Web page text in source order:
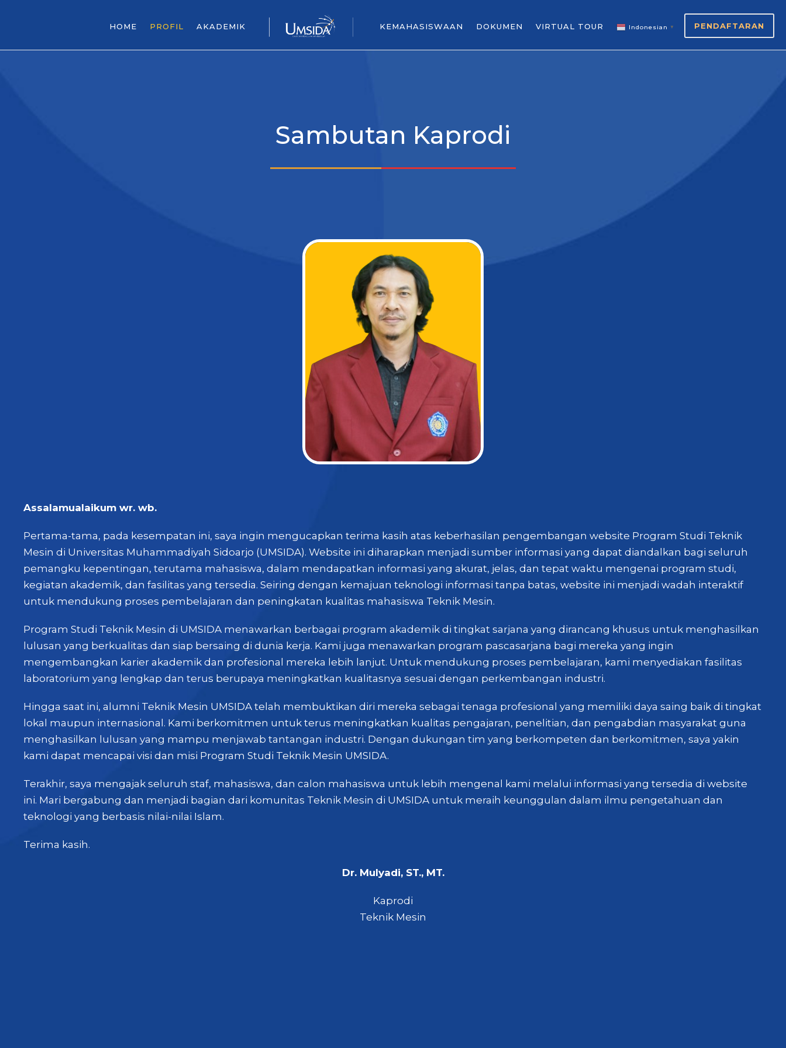
HOME PROFIL AKADEMIK KEMAHASISWAAN DOKUMEN VIRTUAL TOUR Indonesian ▼ PENDAFTARAN
Sambutan Kaprodi
Assalamualaikum wr. wb.
Pertama-tama, pada kesempatan ini, saya ingin mengucapkan terima kasih atas keberhasilan pengembangan website Program Studi Teknik
Mesin di Universitas Muhammadiyah Sidoarjo (UMSIDA). Website ini diharapkan menjadi sumber informasi yang dapat diandalkan bagi seluruh
pemangku kepentingan, terutama mahasiswa, dalam mendapatkan informasi yang akurat, jelas, dan tepat waktu mengenai program studi,
kegiatan akademik, dan fasilitas yang tersedia. Seiring dengan kemajuan teknologi informasi tanpa batas, website ini menjadi wadah interaktif
untuk mendukung proses pembelajaran dan peningkatan kualitas mahasiswa Teknik Mesin.
Program Studi Teknik Mesin di UMSIDA menawarkan berbagai program akademik di tingkat sarjana yang dirancang khusus untuk menghasilkan
lulusan yang berkualitas dan siap bersaing di dunia kerja. Kami juga menawarkan program pascasarjana bagi mereka yang ingin
mengembangkan karier akademik dan profesional mereka lebih lanjut. Untuk mendukung proses pembelajaran, kami menyediakan fasilitas
laboratorium yang lengkap dan terus berupaya meningkatkan kualitasnya sesuai dengan perkembangan industri.
Hingga saat ini, alumni Teknik Mesin UMSIDA telah membuktikan diri mereka sebagai tenaga profesional yang memiliki daya saing baik di tingkat
lokal maupun internasional. Kami berkomitmen untuk terus meningkatkan kualitas pengajaran, penelitian, dan pengabdian masyarakat guna
menghasilkan lulusan yang mampu menjawab tantangan industri. Dengan dukungan tim yang berkompeten dan berkomitmen, saya yakin
kami dapat mencapai visi dan misi Program Studi Teknik Mesin UMSIDA.
Terakhir, saya mengajak seluruh staf, mahasiswa, dan calon mahasiswa untuk lebih mengenal kami melalui informasi yang tersedia di website
ini. Mari bergabung dan menjadi bagian dari komunitas Teknik Mesin di UMSIDA untuk meraih keunggulan dalam ilmu pengetahuan dan
teknologi yang berbasis nilai-nilai Islam.
Terima kasih.
Dr. Mulyadi, ST., MT.
Kaprodi
Teknik Mesin